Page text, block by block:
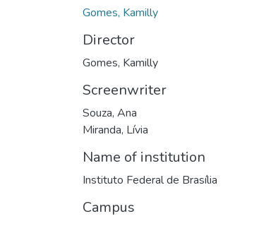
Gomes, Kamilly
Director
Gomes, Kamilly
Screenwriter
Souza, Ana
Miranda, Lívia
Name of institution
Instituto Federal de Brasília
Campus